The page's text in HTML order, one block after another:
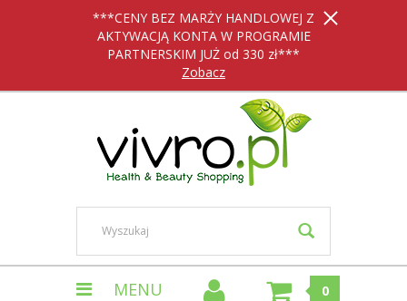
***CENY BEZ MARŻY HANDLOWEJ Z
AKTYWACJĄ KONTA W PROGRAMIE
PARTNERSKIM JUŻ od 330 zł***
Zobacz
MENU 0